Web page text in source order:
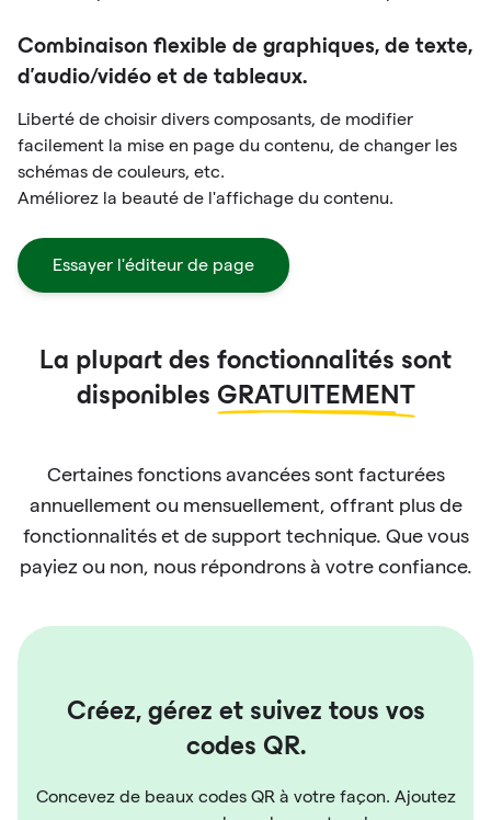
Combinaison flexible de graphiques, de texte,
d'audio/vidéo et de tableaux.
Liberté de choisir divers composants, de modifier
facilement la mise en page du contenu, de changer les
schémas de couleurs, etc.
Améliorez la beauté de l'affichage du contenu.
Essayer l'éditeur de page
La plupart des fonctionnalités sont
disponibles GRATUITEMENT
Certaines fonctions avancées sont facturées
annuellement ou mensuellement, offrant plus de
fonctionnalités et de support technique. Que vous
payiez ou non, nous répondrons à votre confiance.
Créez, gérez et suivez tous vos
codes QR.
Concevez de beaux codes QR à votre façon. Ajoutez